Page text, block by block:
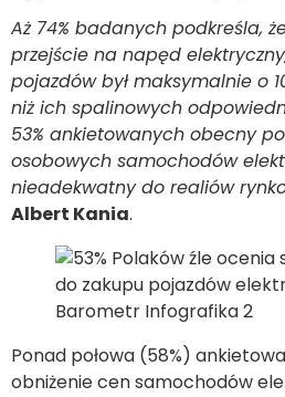
Aż 74% badanych podkreśla,
przejście na napęd
pojazdów był maksymalnie o
niż ich spalinowych
53% ankietowanych obecny
osobowych samochodów
nieadekwatny do realiów
Albert Kania.
Ponad połowa (58%)
obniżenie cen samochodów